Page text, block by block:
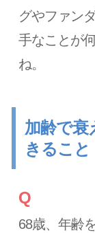
グやファン
手なことが
ね。
加齢で衰
きること
Q
68歳、年齢